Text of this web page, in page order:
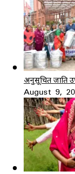
अनुसूचित जाति
August 9,